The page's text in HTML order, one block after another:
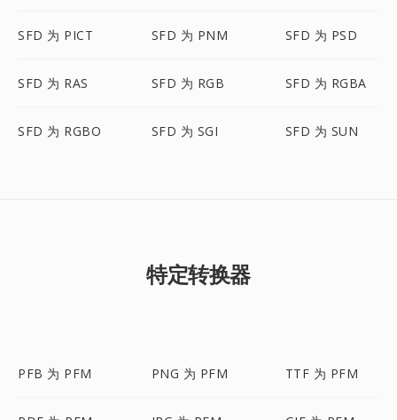
SFD 为 PICT SFD 为 PNM SFD 为 PSD
SFD 为 RAS SFD 为 RGB SFD 为 RGBA
SFD 为 RGBO SFD 为 SGI SFD 为 SUN
特定转换器
PFB 为 PFM PNG 为 PFM TTF 为 PFM